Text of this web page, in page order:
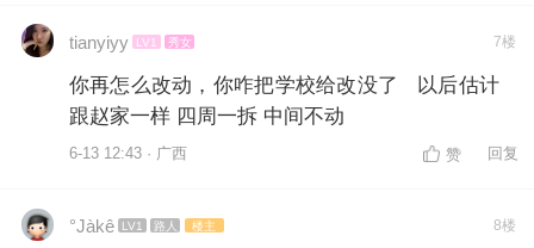
tianyiyy LV1 秀女 7楼
你再怎么改动，你咋把学校给改没了 以后估计
跟赵家一样 四周一拆 中间不动
6-13 12:43 · 广西 赞 回复
°Jàkê LV1 路人 楼主 8楼